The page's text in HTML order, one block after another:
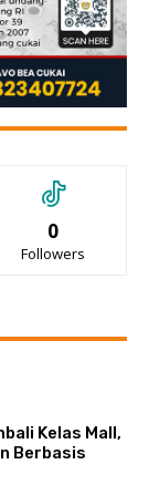
0
Followers
Kelas Mall,
Berbasis